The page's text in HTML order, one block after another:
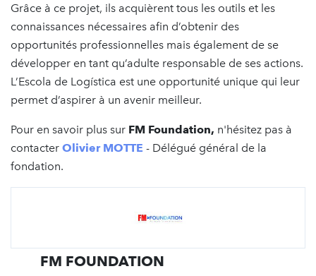
Grâce à ce projet, ils acquièrent tous les outils et les
connaissances nécessaires afin d’obtenir des
opportunités professionnelles mais également de se
développer en tant qu’adulte responsable de ses actions.
L’Escola de Logística est une opportunité unique qui leur
permet d’aspirer à un avenir meilleur.
Pour en savoir plus sur FM Foundation, n'hésitez pas à
contacter Olivier MOTTE - Délégué général de la
fondation.
FM FOUNDATION